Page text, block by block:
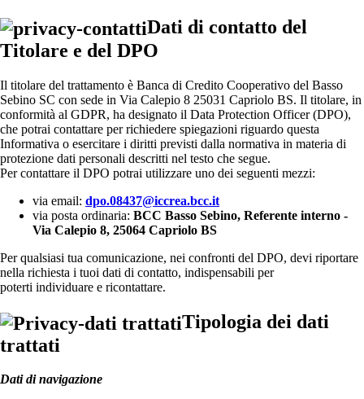
Dati di contatto del
Titolare e del DPO
Il titolare del trattamento è Banca di Credito Cooperativo del Basso
Sebino SC con sede in Via Calepio 8 25031 Capriolo BS. Il titolare, in
conformità al GDPR, ha designato il Data Protection Officer (DPO),
che potrai contattare per richiedere spiegazioni riguardo questa
Informativa o esercitare i diritti previsti dalla normativa in materia di
protezione dati personali descritti nel testo che segue.
Per contattare il DPO potrai utilizzare uno dei seguenti mezzi:
via email: dpo.08437@iccrea.bcc.it
via posta ordinaria: BCC Basso Sebino, Referente interno -
Via Calepio 8, 25064 Capriolo BS
Per qualsiasi tua comunicazione, nei confronti del DPO, devi riportare
nella richiesta i tuoi dati di contatto, indispensabili per
poterti individuare e ricontattare.
Tipologia dei dati
trattati
Dati di navigazione